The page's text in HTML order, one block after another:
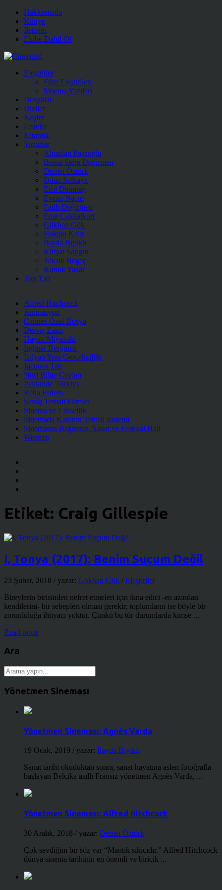
Hakkımızda
Künye
İletişim
Ekibe Dahil Ol
Eleştiriler
Film Eleştirileri
Sinema Yazıları
Dosyalar
Diziler
Keşfet
Listeler
Kitaplık
Yazarlar
Alpaslan Paşaoğlu
Berna Stera Değirmen
Demet Öztürk
Dilan Salkaya
Erol Demiray
Evrim Nacar
Fatih Değirmen
Fırat Çakkalkurt
Gökhan Gök
Haktan Kalır
İlayda Bıyıklı
Kürşat Saygılı
Teksin Begeç
Konuk Yazar
Top 150
Alfred Hitchcock
Animasyon
Cannes Özel Dosya
Derviş Zaim
Hayao Miyazaki
Ingmar Bergman
İtalyan Yeni Gerçekçiliği
Jacques Tati
Nuri Bilge Ceylan
Pelikülde Türkiye
Reha Erdem
Savaş Temalı Filmler
Sinema ve Cinsellik
Sinemada Kadının Temsil Sistemi
Sinemanın Bağımsız, Sanat ve Festival Hali
Western
Etiket: Craig Gillespie
I, Tonya (2017): Benim Suçum Değil
23 Şubat, 2018 / yazar: Gökhan Gök / Eleştiriler
Bireylerin birisinden nefret etmeleri için ikna edici -en azından
kendilerini- bir sebepleri olması gerekir; toplumların ise böyle bir
zorunluluğa ihtiyacı yoktur. Çünkü bu tür durumlarda kimse ...
Read more
Ara
Yönetmen Sineması
Yönetmen Sineması: Agnès Varda
19 Ocak, 2019 / yazar: İlayda Bıyıklı
Sanat tarihi okuduktan sonra, sanat hayatına aslen fotoğrafla
başlayan Belçika asıllı Fransız yönetmen Agnès Varda, ...
Yönetmen Sineması: Alfred Hitchcock
30 Aralık, 2018 / yazar: Demet Öztürk
Çok sevdiğim bir söz var “Mantık sıkıcıdır.” Alfred Hitchcock
dünya sinema tarihinin en önemli ve biricik ...